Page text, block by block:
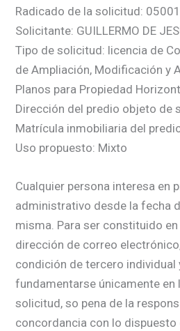
Radicado de la solicitud:
Solicitante: GUILLERMO DE
Tipo de solicitud: licencia de
de Ampliación, Modificación y
Planos para Propiedad
Dirección del predio objeto de
Matrícula inmobiliaria del
Uso propuesto: Mixto
Cualquier persona interesa en
administrativo desde la fecha
misma. Para ser constituido
dirección de correo
condición de tercero individual
fundamentarse únicamente
solicitud, so pena de la
concordancia con lo